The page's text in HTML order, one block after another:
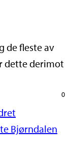
de fleste av
dette derimot
0